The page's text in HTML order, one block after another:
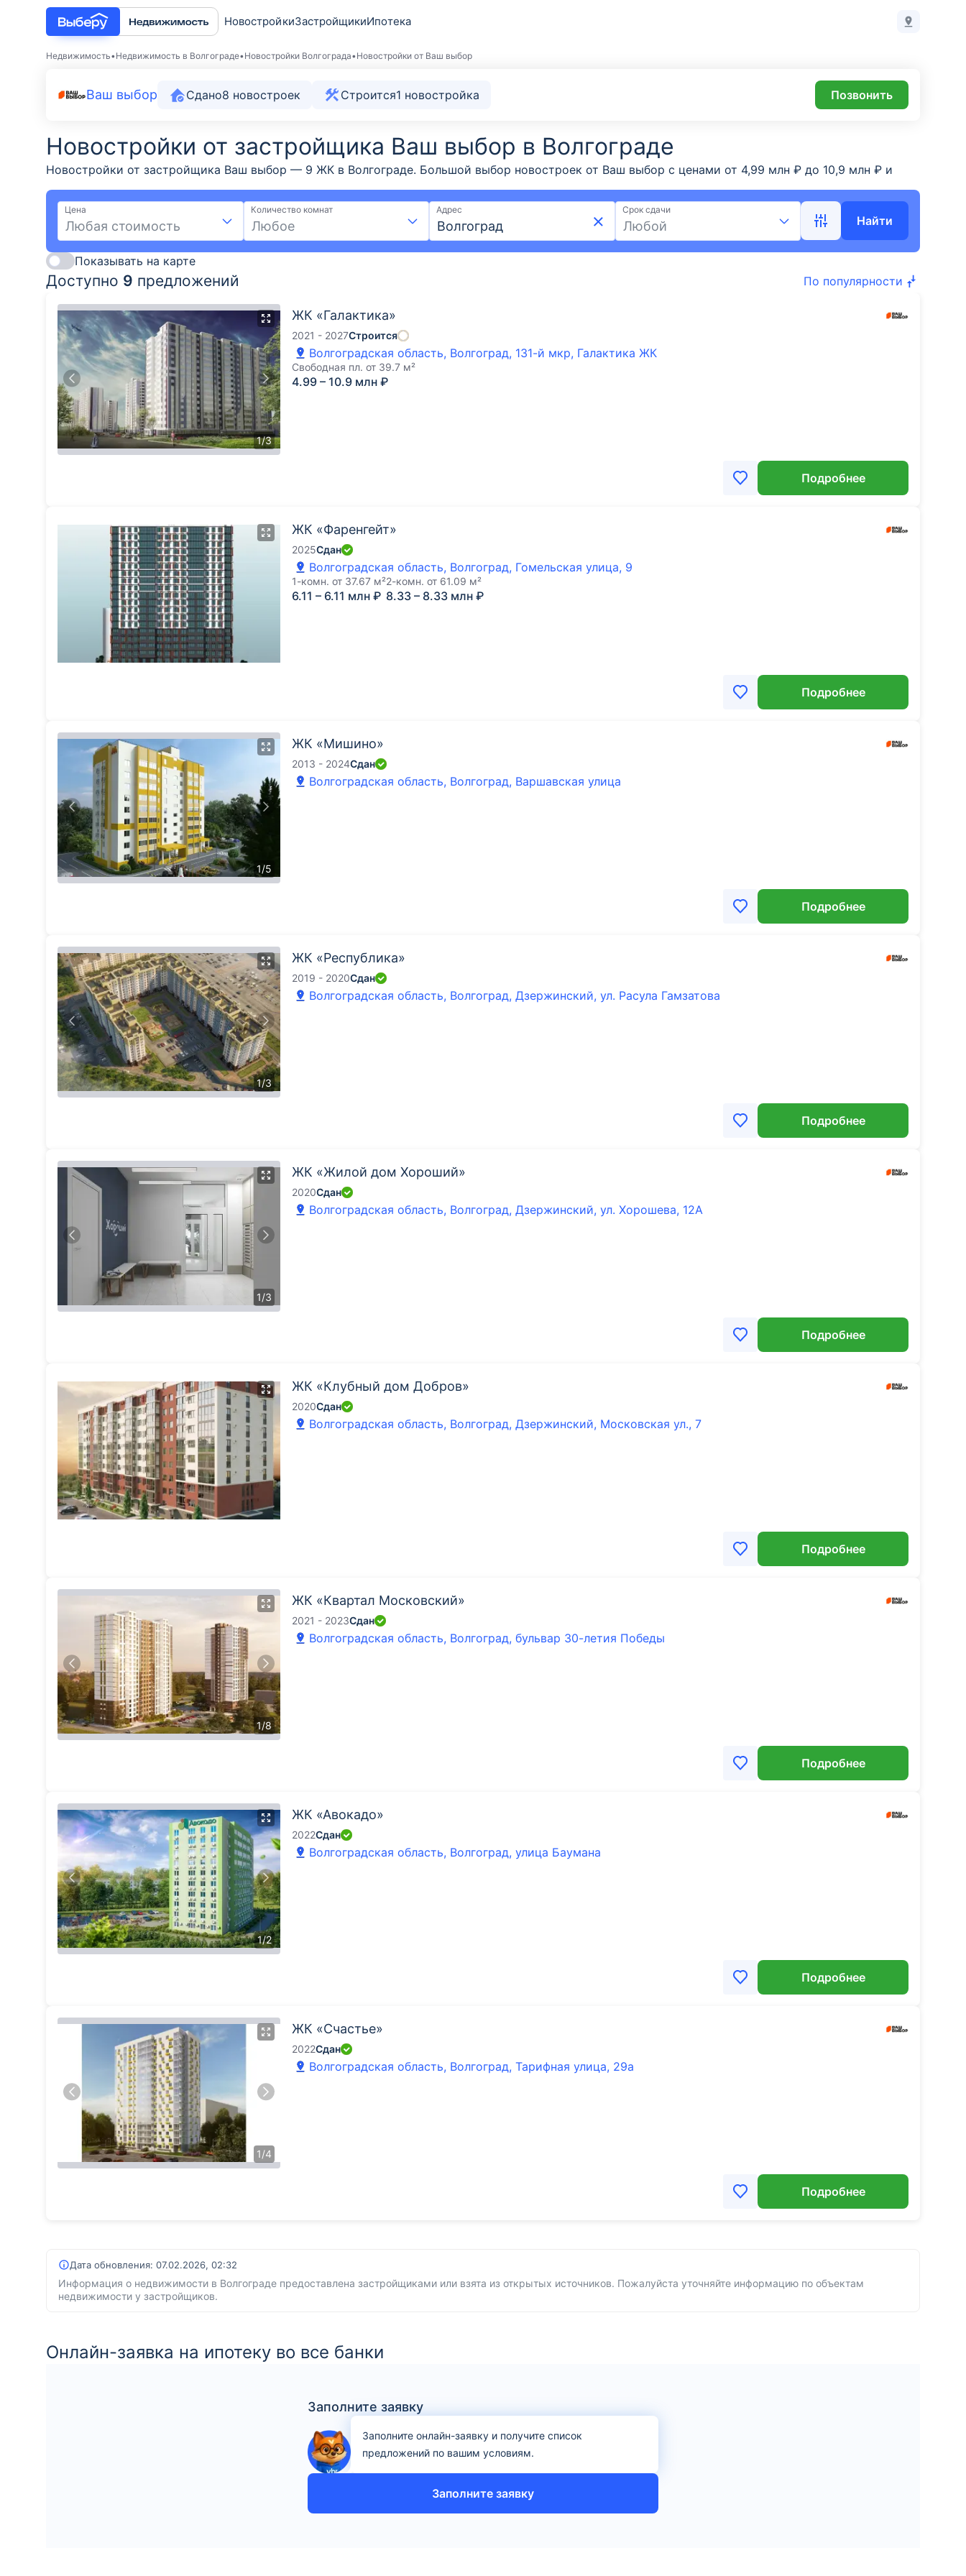
НовостройкиЗастройщикиИпотека
Недвижимость Недвижимость в Волгограде Новостройки Волгограда Новостройки от Ваш выбор
Ваш выбор Сдано8 новостроек Строится1 новостройка Позвонить
Новостройки от застройщика Ваш выбор в Волгограде
Новостройки от застройщика Ваш выбор — 9 ЖК в Волгограде. Большой выбор новостроек от Ваш выбор с ценами от 4,99 млн ₽ до 10,9 млн ₽ и
площадью до 90,6 м². Новостройки от проверенного застройщика Ваш выбор на выгодных условиях: скидки и акции, ипотека, развитая
инфраструктура и лучшие районы Волгограда. Подберите квартиру в новостройке от Ваш выбор на Выберу.ру.
Цена
Любая стоимость
Количество комнат
Любое
Адрес Срок сдачи
Любой Найти
Показывать на карте
Доступно 9 предложений По популярности
1/3
ЖК «Галактика»
2021 - 2027Строится
Волгоградская область, Волгоград, 131-й мкр, Галактика ЖК
Свободная пл. от 39.7 м²
4.99 – 10.9 млн ₽
Подробнее
ЖК «Фаренгейт»
2025Сдан
Волгоградская область, Волгоград, Гомельская улица, 9
1-комн. от 37.67 м²
6.11 – 6.11 млн ₽
2-комн. от 61.09 м²
8.33 – 8.33 млн ₽
Подробнее
1/5
ЖК «Мишино»
2013 - 2024Сдан
Волгоградская область, Волгоград, Варшавская улица
Подробнее
1/3
ЖК «Республика»
2019 - 2020Сдан
Волгоградская область, Волгоград, Дзержинский, ул. Расула Гамзатова
Подробнее
1/3
ЖК «Жилой дом Хороший»
2020Сдан
Волгоградская область, Волгоград, Дзержинский, ул. Хорошева, 12А
Подробнее
ЖК «Клубный дом Добров»
2020Сдан
Волгоградская область, Волгоград, Дзержинский, Московская ул., 7
Подробнее
1/8
ЖК «Квартал Московский»
2021 - 2023Сдан
Волгоградская область, Волгоград, бульвар 30-летия Победы
Подробнее
1/2
ЖК «Авокадо»
2022Сдан
Волгоградская область, Волгоград, улица Баумана
Подробнее
1/4
ЖК «Счастье»
2022Сдан
Волгоградская область, Волгоград, Тарифная улица, 29а
Подробнее
Дата обновления: 07.02.2026, 02:32
Информация о недвижимости в Волгограде предоставлена застройщиками или взята из открытых источников. Пожалуйста уточняйте информацию по объектам
недвижимости у застройщиков.
Онлайн-заявка на ипотеку во все банки
Заполните заявку
Заполните онлайн-заявку и получите список
предложений по вашим условиям.
Заполните заявку